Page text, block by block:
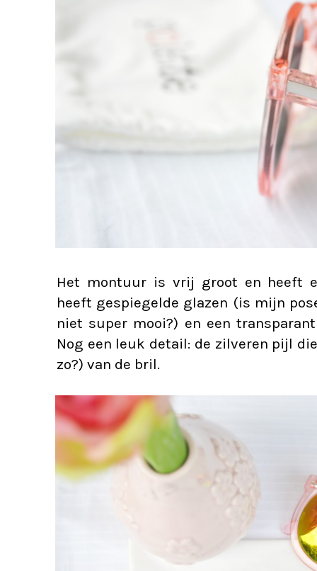
Het montuur is vrij groot en heeft
heeft gespiegelde glazen (is mijn
niet super mooi?) en een
Nog een leuk detail: de zilveren pijl
zo?) van de bril.